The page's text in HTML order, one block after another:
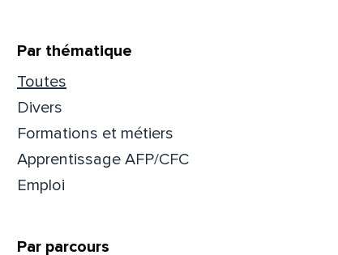
Par thématique
Toutes
Divers
Formations et métiers
Apprentissage AFP/CFC
Emploi
Par parcours